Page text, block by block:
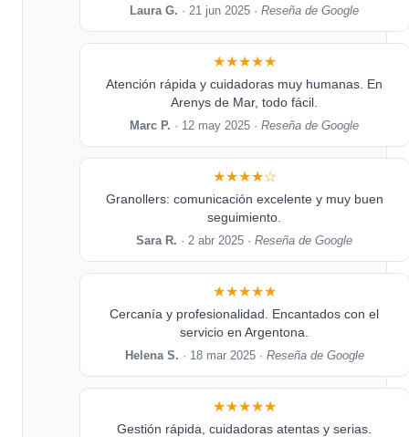
Laura G. · 21 jun 2025 ·Reseña de Google
★★★★★
Atención rápida y cuidadoras muy humanas. En
Arenys de Mar, todo fácil.
Marc P. · 12 may 2025 ·Reseña de Google
★★★★☆
Granollers: comunicación excelente y muy buen
seguimiento.
Sara R. · 2 abr 2025 ·Reseña de Google
★★★★★
Cercanía y profesionalidad. Encantados con el
servicio en Argentona.
Helena S. · 18 mar 2025 · Reseña de Google
★★★★★
Gestión rápida, cuidadoras atentas y serias.